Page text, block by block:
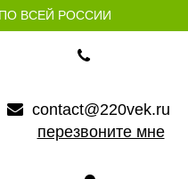
ВСЕЙ РОССИИ
contact@220vek.ru
перезвоните мне